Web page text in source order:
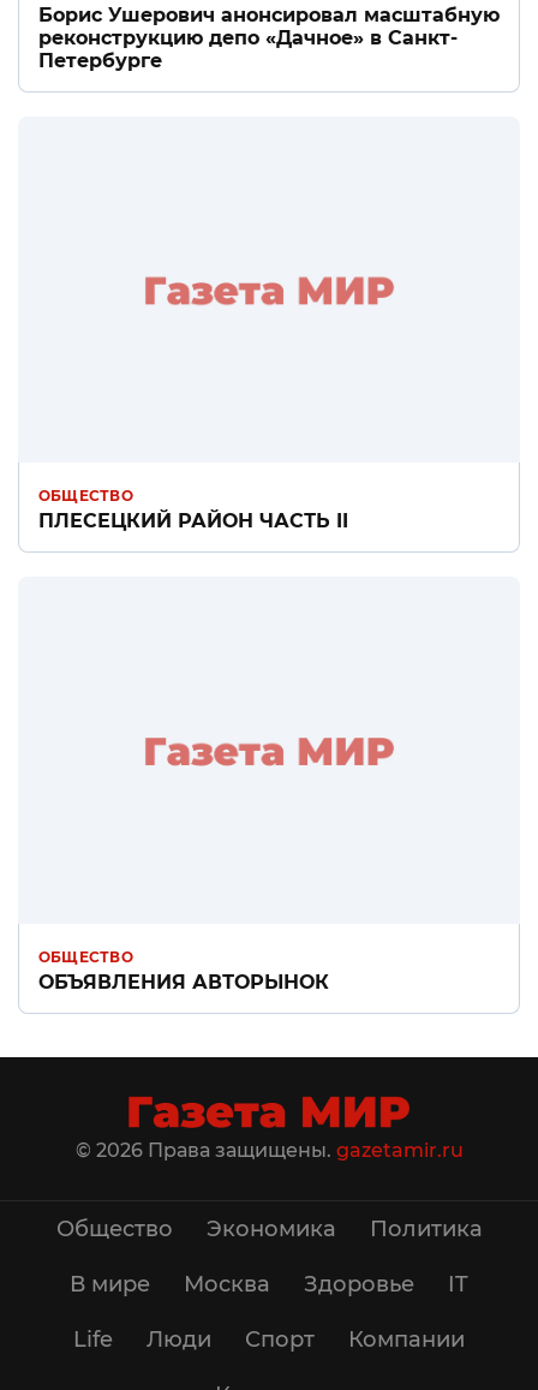
Борис Ушерович анонсировал масштабную
реконструкцию депо «Дачное» в Санкт-
Петербурге
ОБЩЕСТВО
ПЛЕСЕЦКИЙ РАЙОН ЧАСТЬ II
ОБЩЕСТВО
ОБЪЯВЛЕНИЯ АВТОРЫНОК
© 2026 Права защищены. gazetamir.ru
Общество Экономика Политика
В мире Москва Здоровье IT
Life Люди Спорт Компании